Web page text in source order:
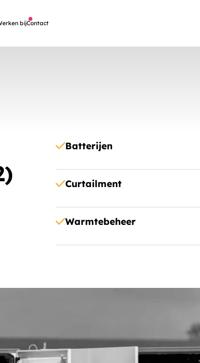
bijContact
Batterijen
Curtailment
Warmtebeheer